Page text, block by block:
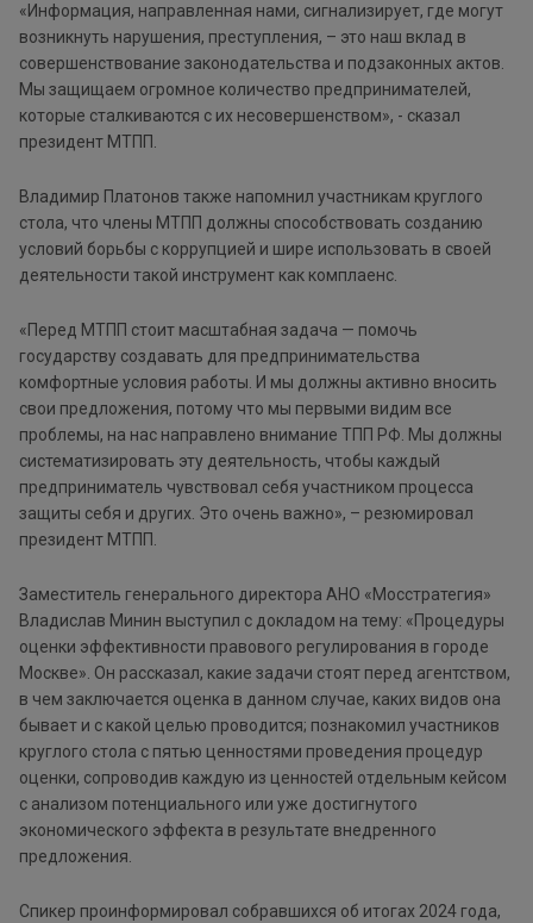
«Информация, направленная нами, сигнализирует, где могут
возникнуть нарушения, преступления, – это наш вклад в
совершенствование законодательства и подзаконных актов.
Мы защищаем огромное количество предпринимателей,
которые сталкиваются с их несовершенством», - сказал
президент МТПП.
Владимир Платонов также напомнил участникам круглого
стола, что члены МТПП должны способствовать созданию
условий борьбы с коррупцией и шире использовать в своей
деятельности такой инструмент как комплаенс.
«Перед МТПП стоит масштабная задача — помочь
государству создавать для предпринимательства
комфортные условия работы. И мы должны активно вносить
свои предложения, потому что мы первыми видим все
проблемы, на нас направлено внимание ТПП РФ. Мы должны
систематизировать эту деятельность, чтобы каждый
предприниматель чувствовал себя участником процесса
защиты себя и других. Это очень важно», – резюмировал
президент МТПП.
Заместитель генерального директора АНО «Мосстратегия»
Владислав Минин выступил с докладом на тему: «Процедуры
оценки эффективности правового регулирования в городе
Москве». Он рассказал, какие задачи стоят перед агентством,
в чем заключается оценка в данном случае, каких видов она
бывает и с какой целью проводится; познакомил участников
круглого стола с пятью ценностями проведения процедур
оценки, сопроводив каждую из ценностей отдельным кейсом
с анализом потенциального или уже достигнутого
экономического эффекта в результате внедренного
предложения.
Спикер проинформировал собравшихся об итогах 2024 года,